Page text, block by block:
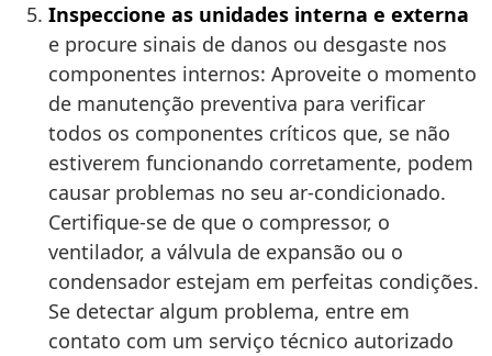
Inspeccione as unidades interna e externa
e procure sinais de danos ou desgaste nos
componentes internos: Aproveite o momento
de manutenção preventiva para verificar
todos os componentes críticos que, se não
estiverem funcionando corretamente, podem
causar problemas no seu ar-condicionado.
Certifique-se de que o compressor, o
ventilador, a válvula de expansão ou o
condensador estejam em perfeitas condições.
Se detectar algum problema, entre em
contato com um serviço técnico autorizado